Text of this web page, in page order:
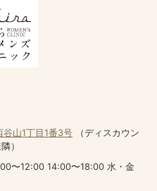
谷山1丁目1番3号 （ディスカウン
）
〜12:00 14:00〜18:00 水・金